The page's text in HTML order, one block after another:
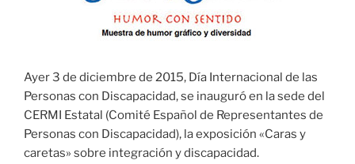
Ayer 3 de diciembre de 2015, Día Internacional de las
Personas con Discapacidad, se inauguró en la sede del
CERMI Estatal (Comité Español de Representantes de
Personas con Discapacidad), la exposición «Caras y
caretas» sobre integración y discapacidad.